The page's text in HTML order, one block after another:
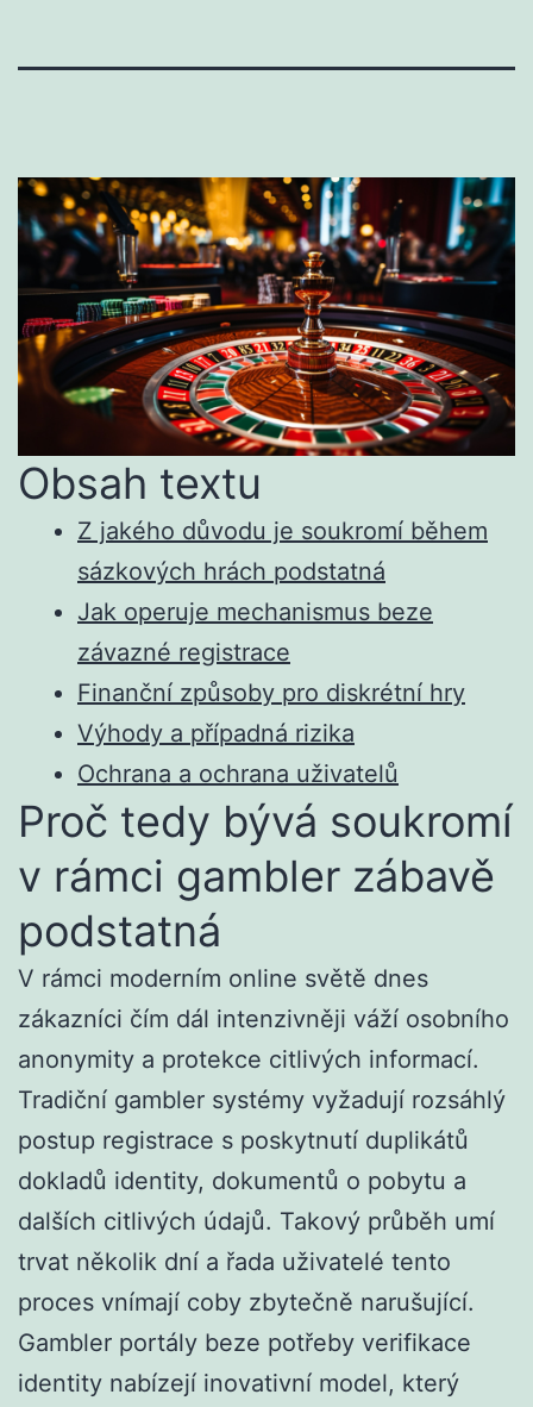
Obsah textu
Z jakého důvodu je soukromí během
sázkových hrách podstatná
Jak operuje mechanismus beze
závazné registrace
Finanční způsoby pro diskrétní hry
Výhody a případná rizika
Ochrana a ochrana uživatelů
Proč tedy bývá soukromí
v rámci gambler zábavě
podstatná
V rámci moderním online světě dnes
zákazníci čím dál intenzivněji váží osobního
anonymity a protekce citlivých informací.
Tradiční gambler systémy vyžadují rozsáhlý
postup registrace s poskytnutí duplikátů
dokladů identity, dokumentů o pobytu a
dalších citlivých údajů. Takový průběh umí
trvat několik dní a řada uživatelé tento
proces vnímají coby zbytečně narušující.
Gambler portály beze potřeby verifikace
identity nabízejí inovativní model, který